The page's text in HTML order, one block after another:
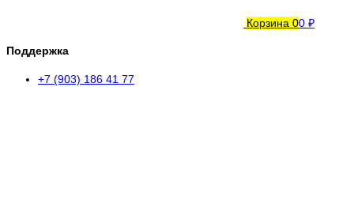
Корзина 00 ₽
Поддержка
+7 (903) 186 41 77